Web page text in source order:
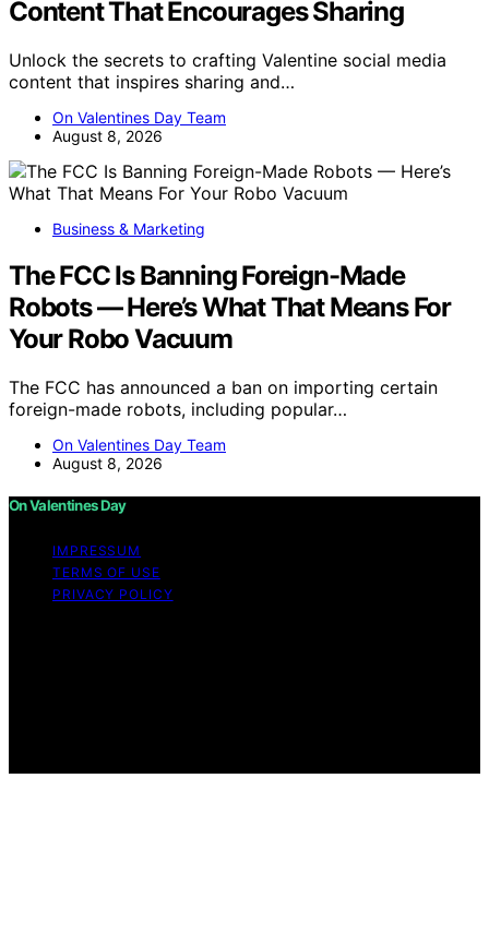
Content That Encourages Sharing
Unlock the secrets to crafting Valentine social media
content that inspires sharing and…
On Valentines Day Team
August 8, 2026
Business & Marketing
The FCC Is Banning Foreign-Made
Robots — Here’s What That Means For
Your Robo Vacuum
The FCC has announced a ban on importing certain
foreign-made robots, including popular…
On Valentines Day Team
August 8, 2026
On Valentines Day
IMPRESSUM
TERMS OF USE
PRIVACY POLICY